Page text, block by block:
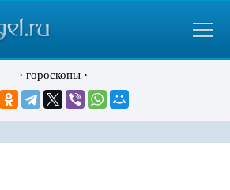
· гороскопы·